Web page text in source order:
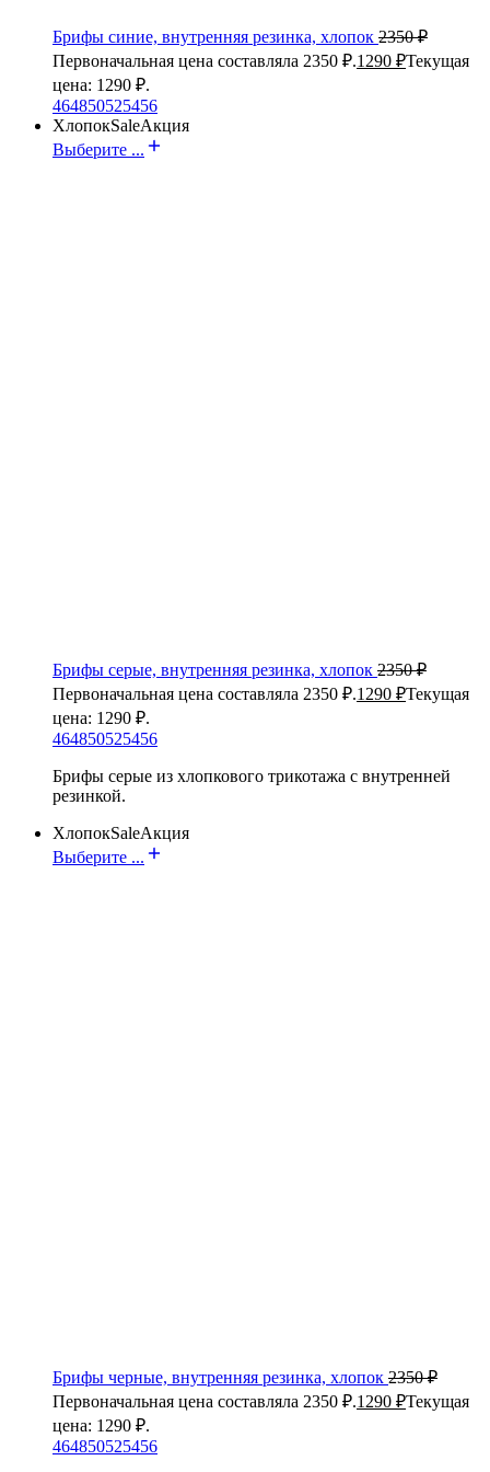
Брифы синие, внутренняя резинка, хлопок 2350₽
Первоначальная цена составляла 2350 ₽.1290 ₽Текущая
цена: 1290 ₽.
464850525456
ХлопокSaleАкция
Выберите ...
Брифы серые, внутренняя резинка, хлопок 2350₽
Первоначальная цена составляла 2350 ₽.1290 ₽Текущая
цена: 1290 ₽.
464850525456
Брифы серые из хлопкового трикотажа с внутренней
резинкой.
ХлопокSaleАкция
Выберите ...
Брифы черные, внутренняя резинка, хлопок 2350₽
Первоначальная цена составляла 2350 ₽.1290 ₽Текущая
цена: 1290 ₽.
464850525456